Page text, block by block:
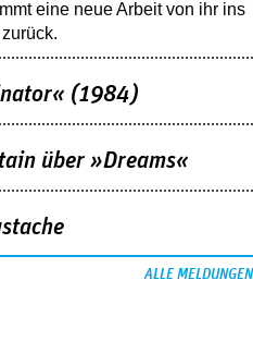
eine neue Arbeit von ihr ins
(1984)
über »Dreams«
ALLE MELDUNGEN